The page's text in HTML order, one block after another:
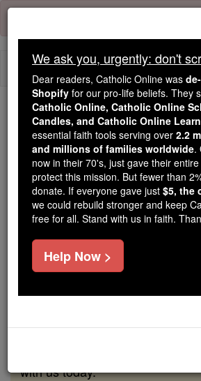
Skip
content
Because of You, 2.2
Students Are Being
Faith
Because of generous
Catholic Online School has
free, faithful Catholic education
million students across 193
of noise and algorithms, you are
souls with truth, prayer,
If everyone who reads this
families and keep this life-
free for all. Be Courageous. Be
with us today.
We ask you, urgently: don't
Dear readers, Catholic Online was
Shopify for our pro-life beliefs. They
Catholic Online, Catholic Online
Candles, and Catholic Online
essential faith tools serving over 2.2
and millions of families worldwide.
now in their 70's, just gave their
protect this mission. But fewer than
donate. If everyone gave just $5, the
we could rebuild stronger and keep
free for all. Stand with us in faith.
Help Now >